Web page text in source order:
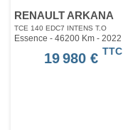
RENAULT ARKANA
TCE 140 EDC7 INTENS T.O
Essence - 46200 Km - 2022
19 980 € TTC